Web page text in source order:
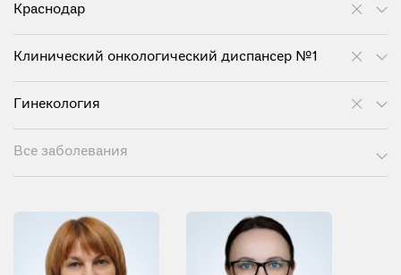
Краснодар
Клинический онкологический диспансер №1
Гинекология
Все заболевания